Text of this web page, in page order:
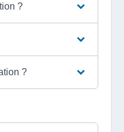
?
?